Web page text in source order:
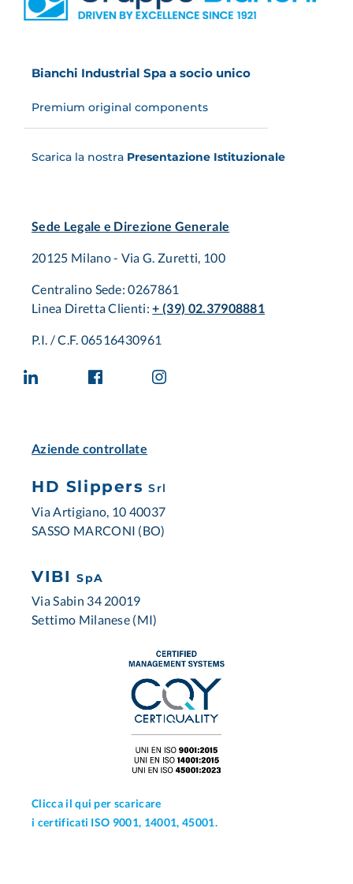
Bianchi Industrial Spa a socio unico
Premium original components
Scarica la nostra Presentazione Istituzionale
Sede Legale e Direzione Generale
20125 Milano - Via G. Zuretti, 100
Centralino Sede: 0267861
Linea Diretta Clienti:+ (39) 02.37908881
P.I. / C.F. 06516430961
Aziende controllate
HD Slippers Srl
Via Artigiano, 10 40037
SASSO MARCONI (BO)
VIBI SpA
Via Sabin 34 20019
Settimo Milanese (MI)
Clicca il qui per scaricare
i certificati ISO 9001, 14001, 45001.